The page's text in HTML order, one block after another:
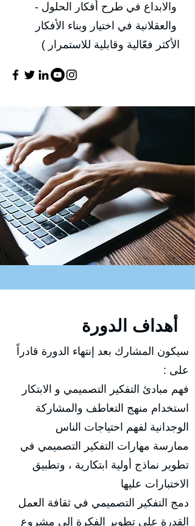
والابداع في طرح أفكار الحلول -
والعقلانية في اختيار وبناء الأفكار
الأكثر فعّالية وقابلية للاستمرار )
سيكون المشارك بعد إنتهاء الدورة قادراً
على :
فهم مبادئ التفكير التصميمي و الابتكار
استخدام منهج التعاطف والمشاركة
الوجدانية لفهم احتياجات الناس
ممارسة مهارات التفكير التصميمي في
تطوير نماذج أولية ابتكارية ، وتطبيق
الاختبارات عليها
دمج التفكير التصميمي في ثقافة العمل
القدرة على تطوير الفكرة إلى مشروع